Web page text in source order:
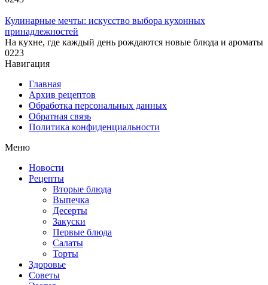
Кулинарные мечты: искусство выбора кухонных
принадлежностей
На кухне, где каждый день рождаются новые блюда и ароматы
0223
Навигация
Главная
Архив рецептов
Обработка персональных данных
Обратная связь
Политика конфиденциальности
Меню
Новости
Рецепты
Вторые блюда
Выпечка
Десерты
Закуски
Первые блюда
Салаты
Торты
Здоровье
Советы